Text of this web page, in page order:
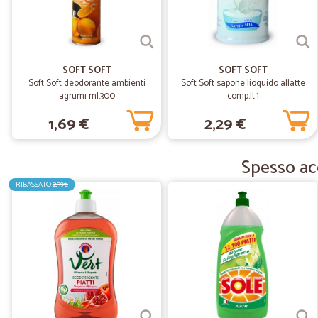
SOFT SOFT
Soft Soft deodorante ambienti
agrumi ml.300
1,69 €
SOFT SOFT
Soft Soft sapone lioquido allatte
comp.lt.1
2,29 €
Spesso
RIBASSATO2,39€